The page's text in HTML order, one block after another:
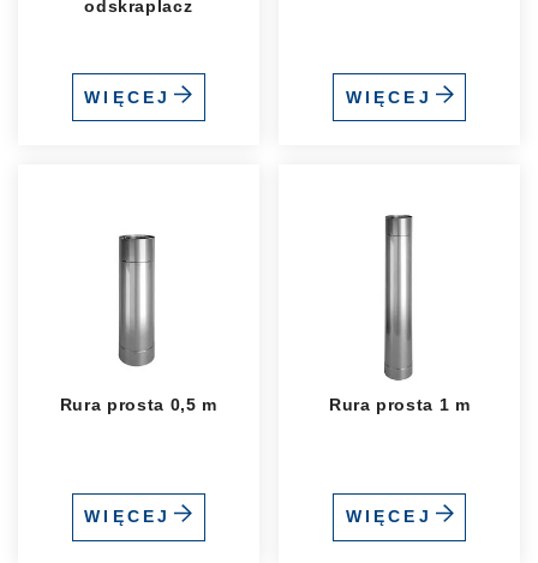
odskraplacz
WIĘCEJ WIĘCEJ
Rura prosta 0,5 m
WIĘCEJ
Rura prosta 1 m
WIĘCEJ